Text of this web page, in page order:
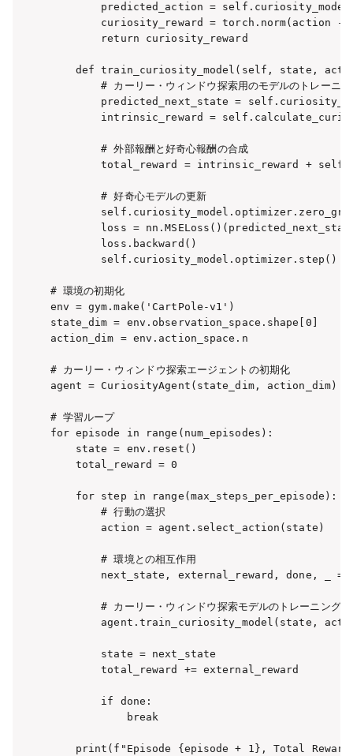
predicted_action =
curiosity_reward = torch.norm(action -
        return curiosity_reward
def train_curiosity_model(self, state,
# カーリー・ウィンドウ探索用のモデルのトレーニン
predicted_next_state =
intrinsic_reward =
        # 外部報酬と好奇心報酬の合成
total_reward = intrinsic_reward +
        # 好奇心モデルの更新
loss =
        loss.backward()
        self.curiosity_model.optimizer.step()
# 環境の初期化
env = gym.make('CartPole-v1')
state_dim = env.observation_space.shape[0]
action_dim = env.action_space.n
# カーリー・ウィンドウ探索エージェントの初期化
agent = CuriosityAgent(state_dim, action_dim)
# 学習ループ
for episode in range(num_episodes):
    state = env.reset()
    total_reward = 0
    for step in range(max_steps_per_episode):
        # 行動の選択
        action = agent.select_action(state)
        # 環境との相互作用
next_state, external_reward, done, _ =
        # カーリー・ウィンドウ探索モデルのトレーニング
agent.train_curiosity_model(state,
        state = next_state
        total_reward += external_reward
        if done:
            break
print(f"Episode {episode + 1}, Total